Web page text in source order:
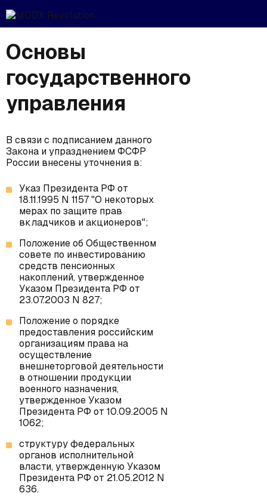
Основы
государственного
управления
В связи с подписанием данного
Закона и упразднением ФСФР
России внесены уточнения в:
Указ Президента РФ от
18.11.1995 N 1157 "О некоторых
мерах по защите прав
вкладчиков и акционеров";
Положение об Общественном
совете по инвестированию
средств пенсионных
накоплений, утвержденное
Указом Президента РФ от
23.07.2003 N 827;
Положение о порядке
предоставления российским
организациям права на
осуществление
внешнеторговой деятельности
в отношении продукции
военного назначения,
утвержденное Указом
Президента РФ от 10.09.2005 N
1062;
структуру федеральных
органов исполнительной
власти, утвержденную Указом
Президента РФ от 21.05.2012 N
636.